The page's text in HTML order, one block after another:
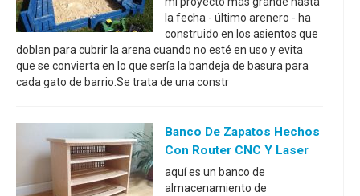
la fecha - último arenero - ha
construido en los asientos que
doblan para cubrir la arena cuando no esté en uso y evita
que se convierta en lo que sería la bandeja de basura para
cada gato de barrio.Se trata de una constr
Banco De Zapatos Hechos
Con Router CNC Y Laser
aquí es un banco de
almacenamiento de